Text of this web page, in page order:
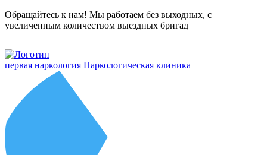
Обращайтесь к нам! Мы работаем без выходных, с
увеличенным количеством выездных бригад
первая наркология Наркологическая клиника